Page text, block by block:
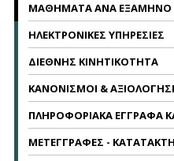
ΜΑΘΗΜΑΤΑ ΑΝΑ ΕΞΑΜΗΝΟ
ΗΛΕΚΤΡΟΝΙΚΕΣ ΥΠΗΡΕΣΙΕΣ
ΔΙΕΘΝΗΣ ΚΙΝΗΤΙΚΟΤΗΤΑ
ΚΑΝΟΝΙΣΜΟΙ &
ΠΛΗΡΟΦΟΡΙΑΚΑ ΕΓΓΡΑΦΑ
ΜΕΤΕΓΓΡΑΦΕΣ -